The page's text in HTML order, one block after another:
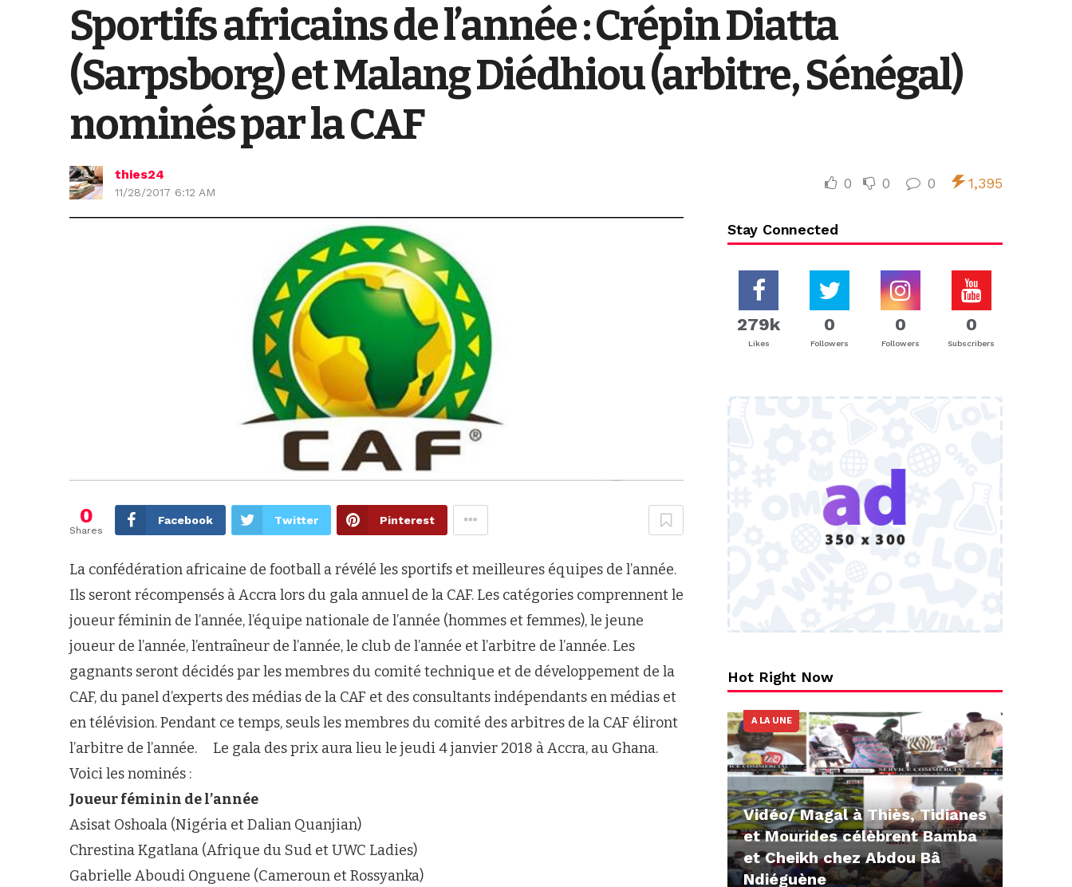
Sportifs africains de l’année : Crépin Diatta
(Sarpsborg) et Malang Diédhiou (arbitre, Sénégal)
nominés par la CAF
thies24
11/28/2017 6:12 AM
0 0 0 1,395
0
Shares
Facebook Twitter Pinterest
La confédération africaine de football a révélé les sportifs et meilleures équipes de l’année.
Ils seront récompensés à Accra lors du gala annuel de la CAF. Les catégories comprennent le
joueur féminin de l’année, l’équipe nationale de l’année (hommes et femmes), le jeune
joueur de l’année, l’entraîneur de l’année, le club de l’année et l’arbitre de l’année. Les
gagnants seront décidés par les membres du comité technique et de développement de la
CAF, du panel d’experts des médias de la CAF et des consultants indépendants en médias et
en télévision. Pendant ce temps, seuls les membres du comité des arbitres de la CAF éliront
l’arbitre de l’année. Le gala des prix aura lieu le jeudi 4 janvier 2018 à Accra, au Ghana.
Voici les nominés :
Joueur féminin de l’année
Asisat Oshoala (Nigéria et Dalian Quanjian)
Chrestina Kgatlana (Afrique du Sud et UWC Ladies)
Gabrielle Aboudi Onguene (Cameroun et Rossyanka)
Stay Connected
279k
Likes
0
Followers
0
Followers
0
Subscribers
Hot Right Now
A LA UNE
Vidéo/ Magal à Thiès, Tidianes
et Mourides célèbrent Bamba
et Cheikh chez Abdou Bâ
Ndiéguène